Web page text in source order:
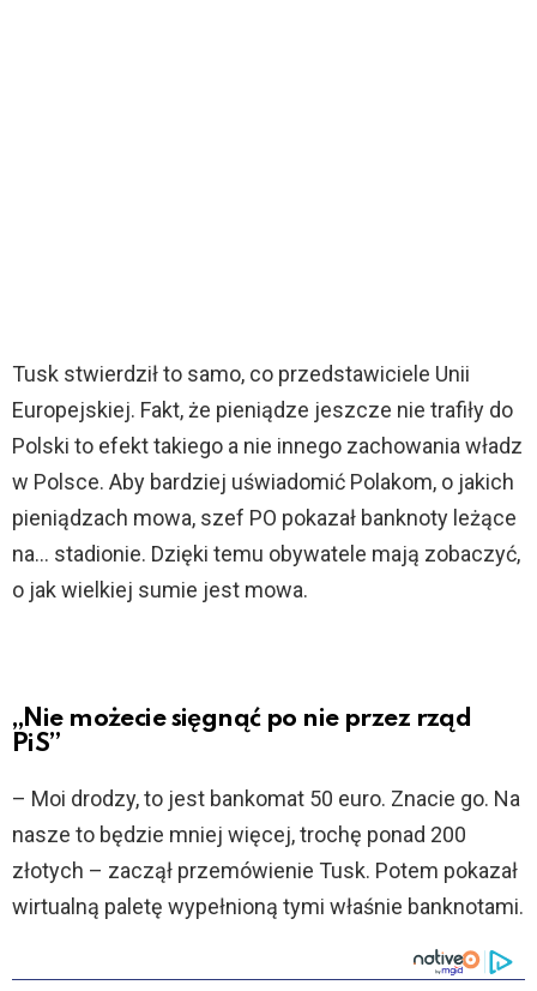
Tusk stwierdził to samo, co przedstawiciele Unii
Europejskiej. Fakt, że pieniądze jeszcze nie trafiły do
Polski to efekt takiego a nie innego zachowania władz
w Polsce. Aby bardziej uświadomić Polakom, o jakich
pieniądzach mowa, szef PO pokazał banknoty leżące
na… stadionie. Dzięki temu obywatele mają zobaczyć,
o jak wielkiej sumie jest mowa.
„Nie możecie sięgnąć po nie przez rząd
PiS”
– Moi drodzy, to jest bankomat 50 euro. Znacie go. Na
nasze to będzie mniej więcej, trochę ponad 200
złotych – zaczął przemówienie Tusk. Potem pokazał
wirtualną paletę wypełnioną tymi właśnie banknotami.